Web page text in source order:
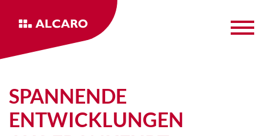
SPANNENDE
ENTWICKLUNGEN